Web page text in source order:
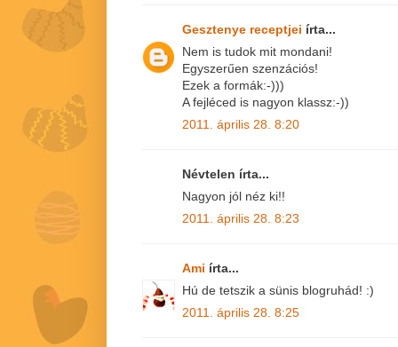
Gesztenye receptjei írta...
Nem is tudok mit mondani!
Egyszerűen szenzációs!
Ezek a formák:-)))
A fejléced is nagyon klassz:-))
2011. április 28. 8:20
Névtelen írta...
Nagyon jól néz ki!!
2011. április 28. 8:23
Ami írta...
Hú de tetszik a sünis blogruhád! :)
2011. április 28. 8:25